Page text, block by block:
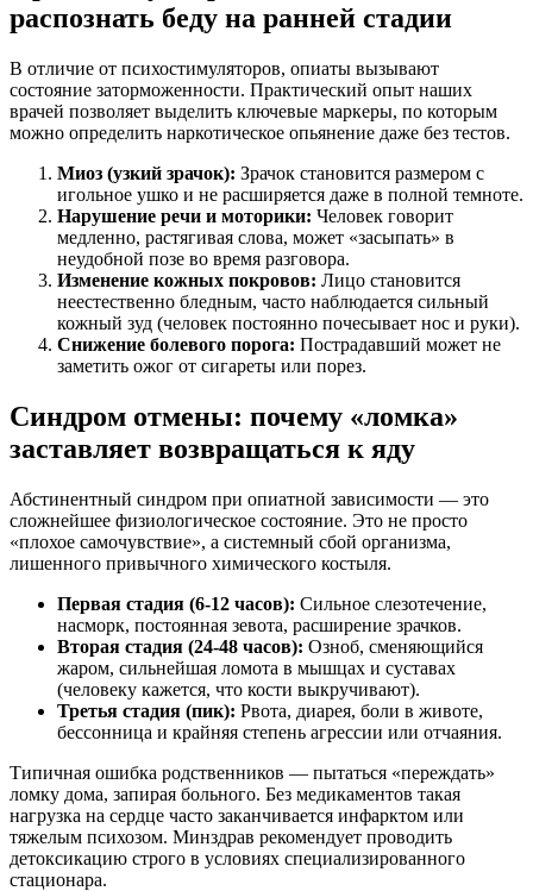
распознать беду на ранней стадии
В отличие от психостимуляторов, опиаты вызывают
состояние заторможенности. Практический опыт наших
врачей позволяет выделить ключевые маркеры, по которым
можно определить наркотическое опьянение даже без тестов.
Миоз (узкий зрачок): Зрачок становится размером с
игольное ушко и не расширяется даже в полной темноте.
Нарушение речи и моторики: Человек говорит
медленно, растягивая слова, может «засыпать» в
неудобной позе во время разговора.
Изменение кожных покровов: Лицо становится
неестественно бледным, часто наблюдается сильный
кожный зуд (человек постоянно почесывает нос и руки).
Снижение болевого порога: Пострадавший может не
заметить ожог от сигареты или порез.
Синдром отмены: почему «ломка»
заставляет возвращаться к яду
Абстинентный синдром при опиатной зависимости — это
сложнейшее физиологическое состояние. Это не просто
«плохое самочувствие», а системный сбой организма,
лишенного привычного химического костыля.
Первая стадия (6-12 часов): Сильное слезотечение,
насморк, постоянная зевота, расширение зрачков.
Вторая стадия (24-48 часов): Озноб, сменяющийся
жаром, сильнейшая ломота в мышцах и суставах
(человеку кажется, что кости выкручивают).
Третья стадия (пик): Рвота, диарея, боли в животе,
бессонница и крайняя степень агрессии или отчаяния.
Типичная ошибка родственников — пытаться «переждать»
ломку дома, запирая больного. Без медикаментов такая
нагрузка на сердце часто заканчивается инфарктом или
тяжелым психозом. Минздрав рекомендует проводить
детоксикацию строго в условиях специализированного
стационара.